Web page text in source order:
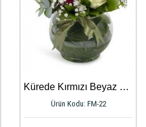
Kürede Kırmızı Beyaz Gül Aranjmanı
Ürün Kodu: FM-22